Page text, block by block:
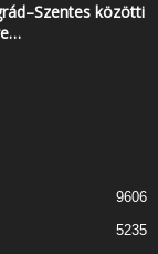
közötti
9606
5235